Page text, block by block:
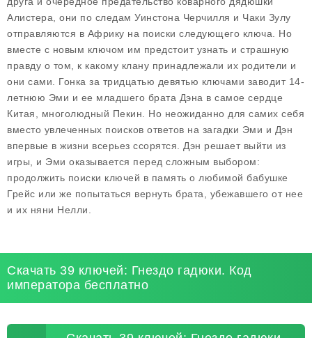
Алистера, они по следам Уинстона Черчилля и Чаки Зулу
отправляются в Африку на поиски следующего ключа. Но
вместе с новым ключом им предстоит узнать и страшную
правду о том, к какому клану принадлежали их родители и
они сами. Гонка за тридцатью девятью ключами заводит 14-
летнюю Эми и ее младшего брата Дэна в самое сердце
Китая, многолюдный Пекин. Но неожиданно для самих себя
вместо увлеченных поисков ответов на загадки Эми и Дэн
впервые в жизни всерьез ссорятся. Дэн решает выйти из
игры, и Эми оказывается перед сложным выбором:
продолжить поиски ключей в память о любимой бабушке
Грейс или же попытаться вернуть брата, убежавшего от нее
и их няни Нелли.
Скачать 39 ключей: Гнездо гадюки. Код
императора бесплатно